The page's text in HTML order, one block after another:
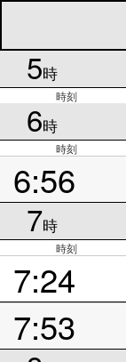
5時
時刻
6時
時刻
6:56
7時
時刻
7:24
7:53